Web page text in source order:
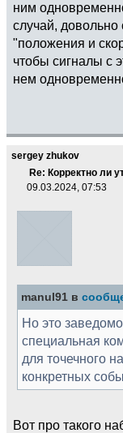
ним
случай,
"положения и
чтобы сигналы с
нем
sergey zhukov
Re: Корректно ли
09.03.2024, 07:53
manul91 в
Но это
специальная
для точечного
конкретных
Вот про такого